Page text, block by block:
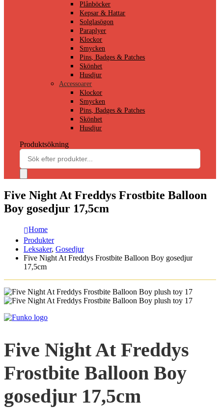
Plånböcker
Kepsar & Hattar
Solglasögon
Paraplyer
Klockor
Smycken
Pins, Badges & Patches
Skönhet
Husdjur
Accessoarer
Klockor
Smycken
Pins, Badges & Patches
Skönhet
Husdjur
Produktsökning
Five Night At Freddys Frostbite Balloon
Boy gosedjur 17,5cm
Home
Produkter
Leksaker, Gosedjur
Five Night At Freddys Frostbite Balloon Boy gosedjur
17,5cm
Five Night At Freddys
Frostbite Balloon Boy
gosedjur 17,5cm